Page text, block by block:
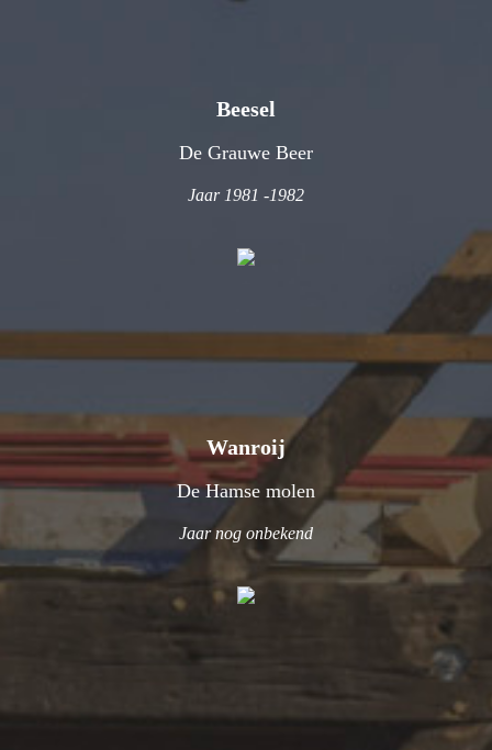
Beesel
De Grauwe Beer
Jaar 1981 -1982
Wanroij
De Hamse molen
Jaar nog onbekend